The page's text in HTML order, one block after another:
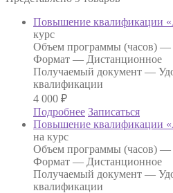
Повышение квалификации
курс
Объем программы (часов) —
Формат — Дистанционное
Получаемый документ —
квалификации
4 000 ₽
Подробнее Записаться
Повышение квалификации
на курс
Объем программы (часов) —
Формат — Дистанционное
Получаемый документ —
квалификации